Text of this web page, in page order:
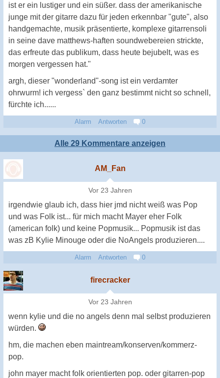
ist er ein lustiger und ein süßer. dass der amerikanische
junge mit der gitarre dazu für jeden erkennbar "gute", also
handgemachte, musik präsentierte, komplexe gitarrensoli
in seine dave matthews-haften soundwebereien strickte,
das erfreute das publikum, dass heute bejubelt, was es
morgen vergessen hat."
argh, dieser "wonderland"-song ist ein verdamter
ohrwurm! ich vergess` den ganz bestimmt nicht so schnell,
fürchte ich......
Alarm Antworten 0
Alle 29 Kommentare anzeigen
AM_Fan
Vor 23 Jahren
irgendwie glaub ich, dass hier jmd nicht weiß was Pop
und was Folk ist... für mich macht Mayer eher Folk
(american folk) und keine Popmusik... Popmusik ist das
was zB Kylie Minouge oder die NoAngels produzieren....
Alarm Antworten 0
firecracker
Vor 23 Jahren
wenn kylie und die no angels denn mal selbst produzieren
würden.
hm, die machen eben maintream/konserven/kommerz-
pop.
john mayer macht folk orientierten pop. oder gitarren-pop